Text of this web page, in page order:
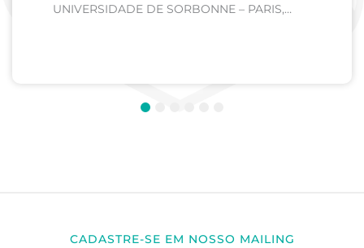
UNIVERSIDADE DE SORBONNE – PARIS,
4
CADASTRE-SE EM NOSSO MAILING